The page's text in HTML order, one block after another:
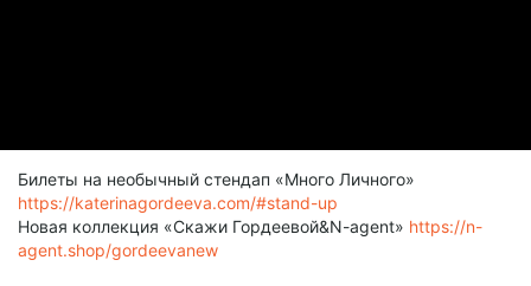
Билеты на необычный стендап «Много Личного»
https://katerinagordeeva.com/#stand-up
Новая коллекция «Скажи Гордеевой&N-agent» https://n-
agent.shop/gordeevanew